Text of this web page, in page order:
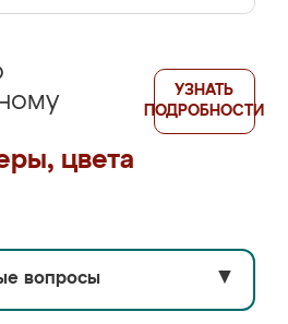
цвета
УЗНАТЬ
ПОДРОБНОСТИ
вопросы ▼